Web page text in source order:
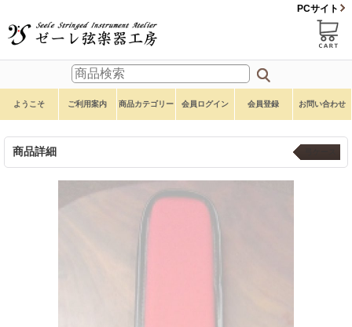
PCサイト
ようこそ ご利用案内 商品カテゴリー 会員ログイン 会員登録 お問い合わせ
商品詳細